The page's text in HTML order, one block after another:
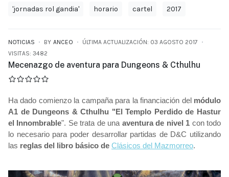
'jornadas rol gandia' horario cartel 2017
NOTICIAS BY ANCEO
ÚLTIMA ACTUALIZACIÓN: 03 AGOSTO 2017
VISITAS: 3482
Mecenazgo de aventura para Dungeons & Cthulhu
Ha dado comienzo la campaña para la financiación del módulo
A1 de Dungeons & Cthulhu "El Templo Perdido de Hastur
el Innombrable". Se trata de una aventura de nivel 1 con todo
lo necesario para poder desarrollar partidas de D&C utilizando
las reglas del libro básico de Clásicos del Mazmorreo.